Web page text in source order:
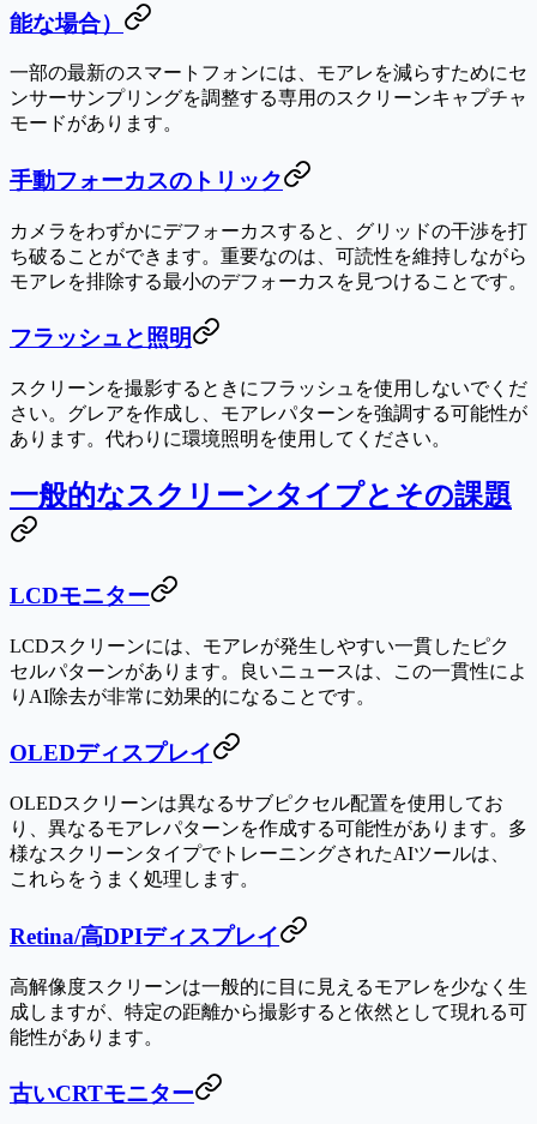
能な場合）
一部の最新のスマートフォンには、モアレを減らすためにセ
ンサーサンプリングを調整する専用のスクリーンキャプチャ
モードがあります。
手動フォーカスのトリック
カメラをわずかにデフォーカスすると、グリッドの干渉を打
ち破ることができます。重要なのは、可読性を維持しながら
モアレを排除する最小のデフォーカスを見つけることです。
フラッシュと照明
スクリーンを撮影するときにフラッシュを使用しないでくだ
さい。グレアを作成し、モアレパターンを強調する可能性が
あります。代わりに環境照明を使用してください。
一般的なスクリーンタイプとその課題
LCDモニター
LCDスクリーンには、モアレが発生しやすい一貫したピク
セルパターンがあります。良いニュースは、この一貫性によ
りAI除去が非常に効果的になることです。
OLEDディスプレイ
OLEDスクリーンは異なるサブピクセル配置を使用してお
り、異なるモアレパターンを作成する可能性があります。多
様なスクリーンタイプでトレーニングされたAIツールは、
これらをうまく処理します。
Retina/高DPIディスプレイ
高解像度スクリーンは一般的に目に見えるモアレを少なく生
成しますが、特定の距離から撮影すると依然として現れる可
能性があります。
古いCRTモニター